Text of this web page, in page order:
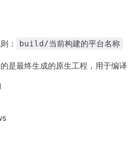
： build/当前构建的平台名称
是最终生成的原生工程，用于编译